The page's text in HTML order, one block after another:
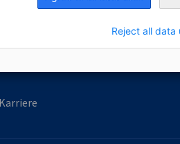
Karriere
Reject all data